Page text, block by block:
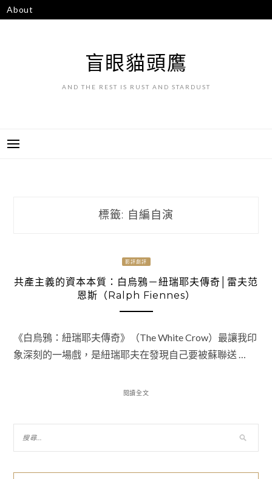
跳
至
About
盲眼貓頭鷹
AND THE REST IS RUST AND STARDUST
標籤: 自編自演
影評劇評
共產主義的資本本質：白烏鴉－紐瑞耶夫傳奇│雷夫范
恩斯（Ralph Fiennes）
《白烏鴉：紐瑞耶夫傳奇》（The White Crow）最讓我印
象深刻的一場戲，是紐瑞耶夫在發現自己要被蘇聯送 …
閱讀全文